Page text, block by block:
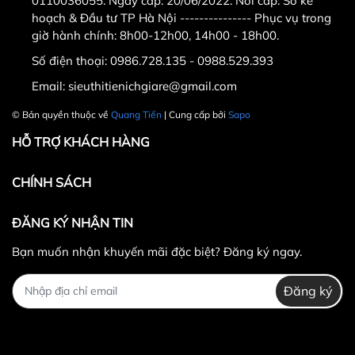
nếu có wifi , 3g tìm trên
google map " Cửa hàng thể
thao Quang Tiến " .
- Điện thoại :0986.728.135 ;
0988.52.93.93.
- Email
: sieuthitienichgiare@gmail.co
m
hoạch & Đầu tư TP Hà Nội --------------- Phục vụ trong
giờ hành chính: 8h00-12h00, 14h00 - 18h00.
Số điện thoại: 0986.728.135 - 0988.529.393
Email: sieuthitienichgiare@gmail.com
© Bản quyền thuộc về Quang Tiến | Cung cấp bởi Sapo
HỖ TRỢ KHÁCH HÀNG
CHÍNH SÁCH
ĐĂNG KÝ NHẬN TIN
Bạn muốn nhận khuyến mãi đặc biệt? Đăng ký ngay.
Đăng ký